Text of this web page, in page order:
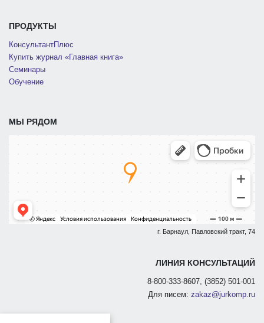
ПРОДУКТЫ
КонсультантПлюс
Купить журнал «Главная книга»
Семинары
Обучение
МЫ РЯДОМ
г. Барнаул, Павловский тракт, 74
ЛИНИЯ КОНСУЛЬТАЦИЙ
8-800-333-8607, (3852) 501-001
Для писем: zakaz@jurkomp.ru